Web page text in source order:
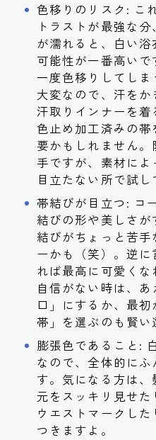
色移りのリスク: こ
トラストが最強な
が濡れると、白い浴
可能性が一番高いで
一度色移りしてし
大変なので、汗をか
汗取りインナーを着
色止め加工済みの
要かもしれません
手ですが、素材に
目立たない所で試し
帯結びが目立つ: コ
結びの形や美しさ
結びがちょっと苦
ーかも（笑）。逆
れば最高に可愛くな
自信がない時は、
口」にするか、最
帯」を選ぶのも賢い
膨張色であること:
なので、全体的に
す。気になる方は
元をスッキリ見せ
ウエストマークし
つきますよ。